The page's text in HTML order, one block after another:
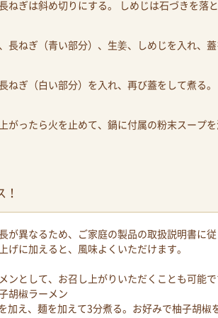
ねぎは斜め切りにする。 しめじは石づきを落
長ねぎ（青い部分）、生姜、しめじを入れ、蓋
ねぎ（白い部分）を入れ、再び蓋をして煮る。
がったら火を止めて、鍋に付属の粉末スープ
！
が異なるため、ご家庭の製品の取扱説明書に従
げに加えると、風味よくいただけます。
ンとして、お召し上がりいただくことも可能で
胡椒ラーメン
加え、麺を加えて3分煮る。お好みで柚子胡椒